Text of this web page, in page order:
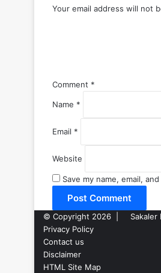
Your email address will not
Comment *
Name *
Email *
Website
Save my name, email,
© Copyright 2026 |
Sakaler
Privacy Policy
Contact us
Disclaimer
HTML Site Map